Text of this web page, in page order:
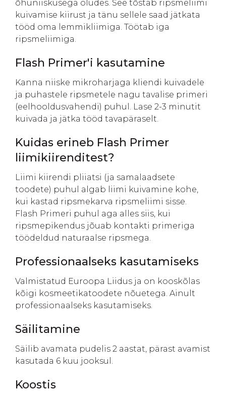
õhuniiskusega oludes. See tõstab ripsmeliimi
kuivamise kiirust ja tänu sellele saad jätkata
tööd oma lemmikliimiga. Töötab iga
ripsmeliimiga.
Flash Primer'i kasutamine
Kanna niiske mikroharjaga kliendi kuivadele
ja puhastele ripsmetele nagu tavalise primeri
(eelhooldusvahendi) puhul. Lase 2-3 minutit
kuivada ja jätka tööd tavapäraselt.
Kuidas erineb Flash Primer
liimikiirenditest?
Liimi kiirendi pliiatsi (ja samalaadsete
toodete) puhul algab liimi kuivamine kohe,
kui kastad ripsmekarva ripsmeliimi sisse.
Flash Primeri puhul aga alles siis, kui
ripsmepikendus jõuab kontakti primeriga
töödeldud naturaalse ripsmega.
Professionaalseks kasutamiseks
Valmistatud Euroopa Liidus ja on kooskõlas
kõigi kosmeetikatoodete nõuetega. Ainult
professionaalseks kasutamiseks.
Säilitamine
Säilib avamata pudelis 2 aastat, pärast avamist
kasutada 6 kuu jooksul.
Koostis